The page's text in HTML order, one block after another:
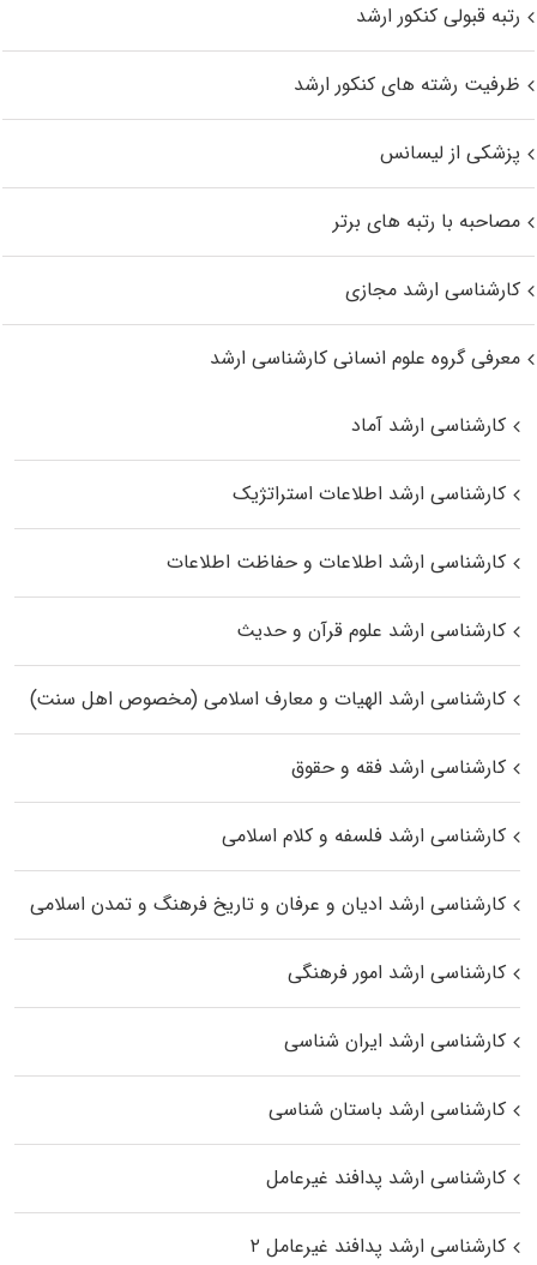
رتبه قبولی کنکور ارشد
ظرفیت رشته های کنکور ارشد
پزشکی از لیسانس
مصاحبه با رتبه های برتر
کارشناسی ارشد مجازی
معرفی گروه علوم انسانی کارشناسی ارشد
کارشناسی ارشد آماد
کارشناسی ارشد اطلاعات استراتژیک
کارشناسی ارشد اطلاعات و حفاظت اطلاعات
کارشناسی ارشد علوم قرآن و حدیث
کارشناسی ارشد الهیات و معارف اسلامی (مخصوص اهل سنت)
کارشناسی ارشد فقه و حقوق
کارشناسی ارشد فلسفه و کلام اسلامی
کارشناسی ارشد ادیان و عرفان و تاریخ فرهنگ و تمدن اسلامی
کارشناسی ارشد امور فرهنگی
کارشناسی ارشد ایران شناسی
کارشناسی ارشد باستان شناسی
کارشناسی ارشد پدافند غیرعامل
کارشناسی ارشد پدافند غیرعامل ۲